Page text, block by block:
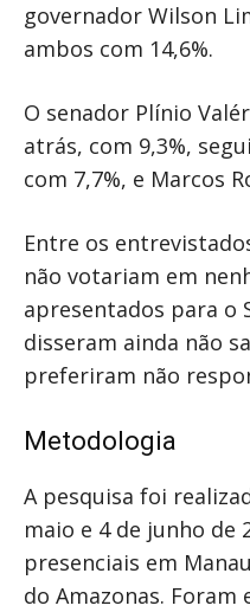
governador Wilson
ambos com 14,6%.
O senador Plínio
atrás, com 9,3%,
com 7,7%, e Marcos
Entre os
não votariam em
apresentados para o
disseram ainda não
preferiram não
Metodologia
A pesquisa foi
maio e 4 de junho de
presenciais em
do Amazonas. Foram